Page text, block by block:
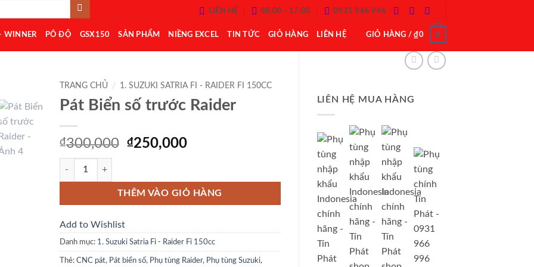
LIÊN HỆ 08:00 - 17:00 0931 966 996
WINNER PÔ ĐỘ GSX150 SẢN PHẨM NIỀNG EXCEL TIN TỨC GIỎ HÀNG LIÊN HỆ GIỎ HÀNG /₫0 0
LIÊN HỆ MUA HÀNG
Add to
Wishlist
TRANG CHỦ / 1. SUZUKI SATRIA FI - RAIDER FI 150CC
Pát Biển số trước Raider
₫300,000 Giá
₫300,000.
₫250,000Giá
là:
₫250,000.
Pát Biển số trước Raider số lượng
THÊM VÀO GIỎ HÀNG
Add to Wishlist
Danh mục: 1. Suzuki Satria Fi - Raider Fi 150cc
Thẻ: CNC pát, Pát biển số, Phụ tùng Raider, Phụ tùng Suzuki,